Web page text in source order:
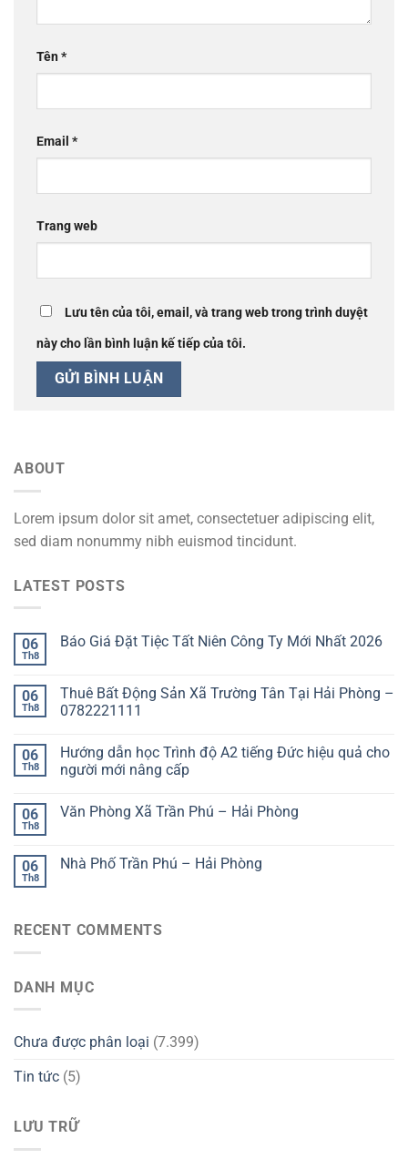
Tên*
Email *
Trang web
Lưu tên của tôi, email, và trang web trong trình duyệt
này cho lần bình luận kế tiếp của tôi.
ABOUT
Lorem ipsum dolor sit amet, consectetuer adipiscing elit,
sed diam nonummy nibh euismod tincidunt.
LATEST POSTS
06
Th8
Báo Giá Đặt Tiệc Tất Niên Công Ty Mới Nhất 2026
06
Th8
Thuê Bất Động Sản Xã Trường Tân Tại Hải Phòng –
0782221111
06
Th8
Hướng dẫn học Trình độ A2 tiếng Đức hiệu quả cho
người mới nâng cấp
06
Th8
Văn Phòng Xã Trần Phú – Hải Phòng
06
Th8
Nhà Phố Trần Phú – Hải Phòng
RECENT COMMENTS
DANH MỤC
Chưa được phân loại (7.399)
Tin tức (5)
LƯU TRỮ